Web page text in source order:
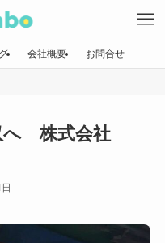
会社概要 お問合せ
へ 株式会社